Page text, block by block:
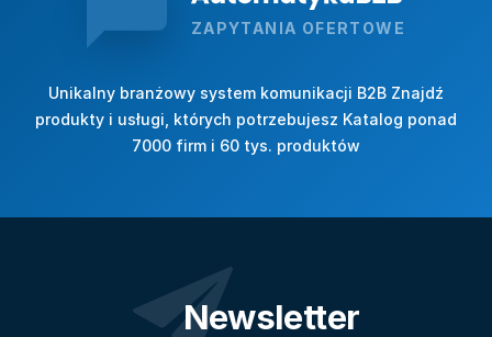
ZAPYTANIA OFERTOWE
Unikalny branżowy system komunikacji B2B Znajdź
produkty i usługi, których potrzebujesz Katalog ponad
7000 firm i 60 tys. produktów
Newsletter